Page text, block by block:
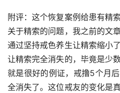
附评：这个恢复案例给患有精
关于精索的问题，我之前的文
通过坚持戒色养生让精索缩小
让精索完全消失的，毕竟是少
就是很好的例证，戒撸5个月
全消失了。这位戒友的变化是